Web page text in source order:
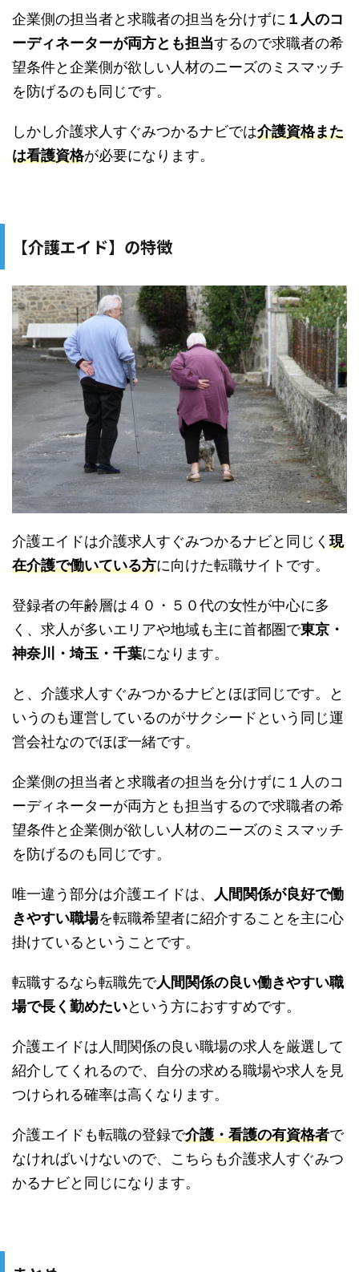
企業側の担当者と求職者の担当を分けずに １人のコ
ーディネーターが両方とも担当するので求職者の希
望条件と企業側が欲しい人材のニーズのミスマッチ
を防げるのも同じです。
しかし介護求人すぐみつかるナビでは介護資格また
は看護資格が必要になります。
【介護エイド】の特徴
介護エイドは介護求人すぐみつかるナビと同じく 現
在介護で働いている方に向けた転職サイトです。
登録者の年齢層は４０・５０代の女性が中心に多
く、求人が多いエリアや地域も主に首都圏で東京・
神奈川・埼玉・千葉になります。
と、介護求人すぐみつかるナビとほぼ同じです。と
いうのも運営しているのがサクシードという同じ運
営会社なのでほぼ一緒です。
企業側の担当者と求職者の担当を分けずに１人のコ
ーディネーターが両方とも担当するので求職者の希
望条件と企業側が欲しい人材のニーズのミスマッチ
を防げるのも同じです。
唯一違う部分は介護エイドは、 人間関係が良好で働
きやすい職場を転職希望者に紹介することを主に心
掛けているということです。
転職するなら転職先で人間関係の良い働きやすい職
場で長く勤めたいという方におすすめです。
介護エイドは人間関係の良い職場の求人を厳選して
紹介してくれるので、自分の求める職場や求人を見
つけられる確率は高くなります。
介護エイドも転職の登録で介護・看護の有資格者で
なければいけないので、こちらも介護求人すぐみつ
かるナビと同じになります。